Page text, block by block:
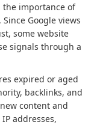
the importance of
Google views
some website
signals through a
expired or aged
backlinks, and
content and
addresses,